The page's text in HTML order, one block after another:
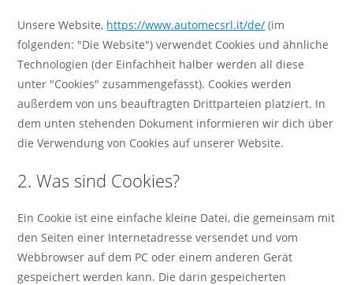
Unsere Website, https://www.automecsrl.it/de/ (im
folgenden: "Die Website") verwendet Cookies und ähnliche
Technologien (der Einfachheit halber werden all diese
unter "Cookies" zusammengefasst). Cookies werden
außerdem von uns beauftragten Drittparteien platziert. In
dem unten stehenden Dokument informieren wir dich über
die Verwendung von Cookies auf unserer Website.
2. Was sind Cookies?
Ein Cookie ist eine einfache kleine Datei, die gemeinsam mit
den Seiten einer Internetadresse versendet und vom
Webbrowser auf dem PC oder einem anderen Gerät
gespeichert werden kann. Die darin gespeicherten